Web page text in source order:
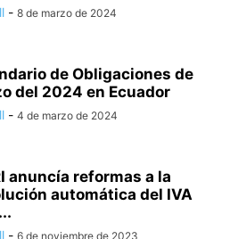
- 8 de marzo de 2024
de Obligaciones de
del 2024 en Ecuador
- 4 de marzo de 2024
anuncía reformas a la
automática del IVA
- 6 de noviembre de 2023